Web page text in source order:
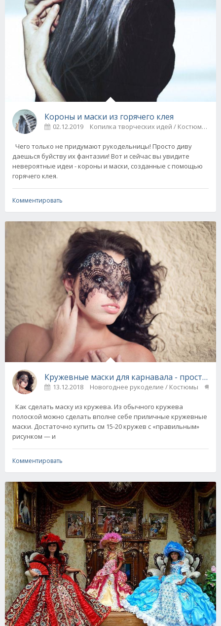
Короны и маски из горячего клея
02.12.2019 Копилка творческих идей / Костюмы
Чего только не придумают рукодельницы! Просто диву
даешься буйству их фантазии! Вот и сейчас вы увидите
невероятные идеи - короны и маски, созданные с помощью
горячего клея.
Комментировать
Кружевные маски для карнавала - просто,
13.12.2018 Новогоднее рукоделие / Костюмы
Как сделать маску из кружева. Из обычного кружева
полоской можно сделать вполне себе приличные кружевные
маски. Достаточно купить см 15-20 кружев с «правильным»
рисунком — и
Комментировать